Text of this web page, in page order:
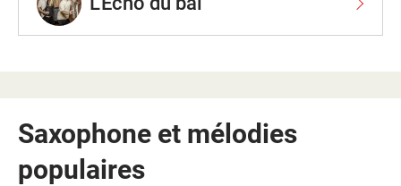
Saxophone et mélodies
populaires